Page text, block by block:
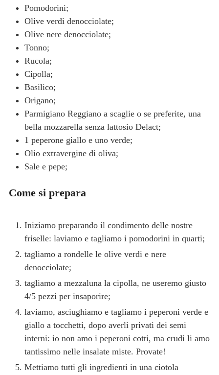
Pomodorini;
Olive verdi denocciolate;
Olive nere denocciolate;
Tonno;
Rucola;
Cipolla;
Basilico;
Origano;
Parmigiano Reggiano a scaglie o se preferite, una
bella mozzarella senza lattosio Delact;
1 peperone giallo e uno verde;
Olio extravergine di oliva;
Sale e pepe;
Come si prepara
Iniziamo preparando il condimento delle nostre
friselle: laviamo e tagliamo i pomodorini in quarti;
tagliamo a rondelle le olive verdi e nere
denocciolate;
tagliamo a mezzaluna la cipolla, ne useremo giusto
4/5 pezzi per insaporire;
laviamo, asciughiamo e tagliamo i peperoni verde e
giallo a tocchetti, dopo averli privati dei semi
interni: io non amo i peperoni cotti, ma crudi li amo
tantissimo nelle insalate miste. Provate!
Mettiamo tutti gli ingredienti in una ciotola